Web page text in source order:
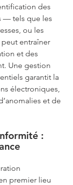
des
— tels que les
ou les
entraîner
et des
Une gestion
garantit la
électroniques,
et de
:
premier lieu